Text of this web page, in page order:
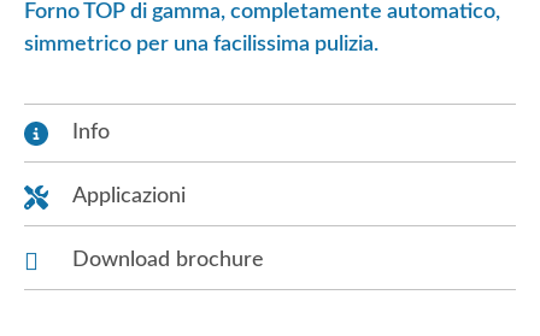
Forno TOP di gamma, completamente automatico,
simmetrico per una facilissima pulizia.
Info
Applicazioni
Download brochure